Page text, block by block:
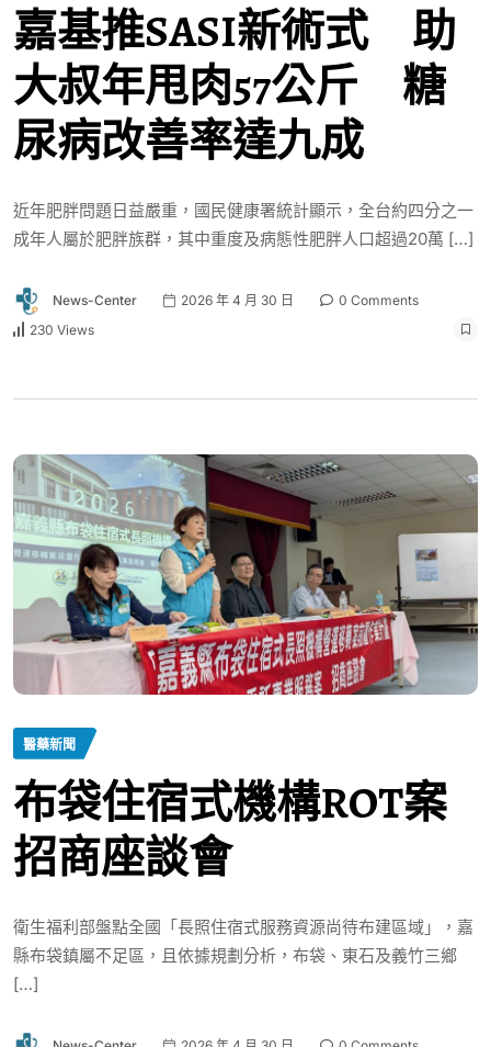
嘉基推SASI新術式 助
大叔年甩肉57公斤 糖
尿病改善率達九成
近年肥胖問題日益嚴重，國民健康署統計顯示，全台約四分之一
成年人屬於肥胖族群，其中重度及病態性肥胖人口超過20萬 […]
News-Center 2026 年 4 月 30 日
0 Comments
230 Views
醫藥新聞
布袋住宿式機構ROT案
招商座談會
衛生福利部盤點全國「長照住宿式服務資源尚待布建區域」，嘉
縣布袋鎮屬不足區，且依據規劃分析，布袋、東石及義竹三鄉
[…]